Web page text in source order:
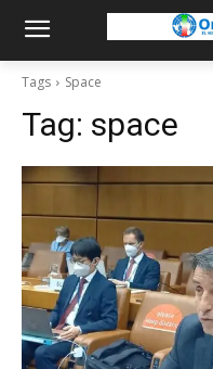
Tags Space
Tag: space